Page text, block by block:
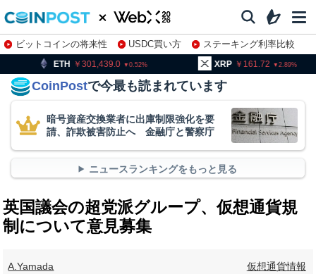
ビットコインの将来性 USDC買い方
ステーキング利率比較
株特集・関連銘柄
0.52 XRP 2.89 BNB
CoinPostで今最も読まれています
暗号資産交換業者に出庫制限強化を要
請、詐欺被害防止へ 金融庁と警察庁
ニュースランキングをもっと見る
英国議会の超党派グループ、仮想通貨規
制について意見募集
A.Yamada
仮想通貨情報